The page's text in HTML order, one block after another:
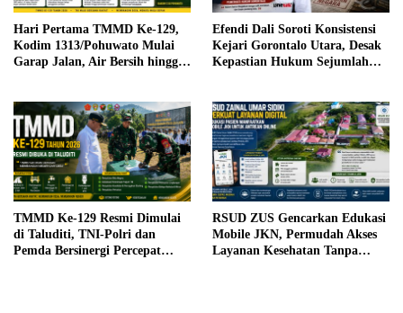
Hari Pertama TMMD Ke-129,
Kodim 1313/Pohuwato Mulai
Garap Jalan, Air Bersih hingga
Efendi Dali Soroti Konsistensi
Kejari Gorontalo Utara, Desak
Kepastian Hukum Sejumlah
TMMD Ke-129 Resmi Dimulai
di Taluditi, TNI-Polri dan
Pemda Bersinergi Percepat
RSUD ZUS Gencarkan Edukasi
Mobile JKN, Permudah Akses
Layanan Kesehatan Tanpa